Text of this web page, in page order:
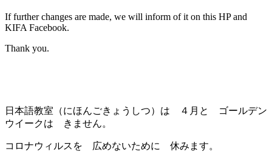
If further changes are made, we will inform of it on this HP and
KIFA Facebook.
Thank you.
日本語教室（にほんごきょうしつ）は ４月と ゴールデン
ウイークは きません。
コロナウィルスを 広めないために 休みます。